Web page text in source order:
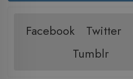
Facebook Twitter
Tumblr